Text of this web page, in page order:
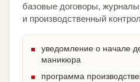
базовые договоры,
и производственный
уведомление о начале
маникюра
программа